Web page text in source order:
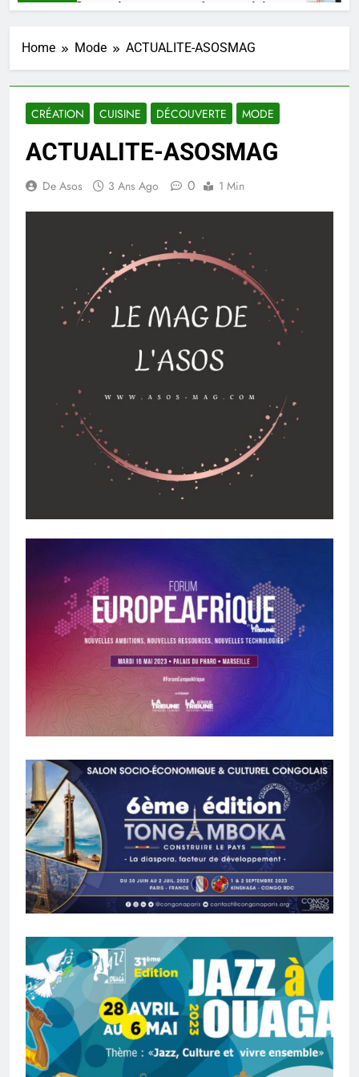
SHAARKO, un talent, une pensée congolaise.
Home Mode ACTUALITE-ASOSMAG
CRÉATION CUISINE DÉCOUVERTE MODE
ACTUALITE-ASOSMAG
De Asos 3 Ans Ago 0 1 Min